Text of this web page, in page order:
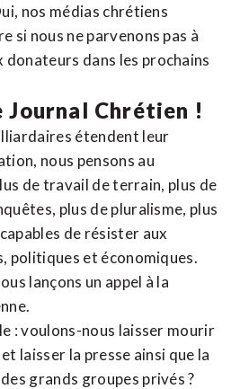
nos médias chrétiens
si nous ne parvenons pas à
dans les prochains
Journal Chrétien !
étendent leur
nous pensons au
de travail de terrain, plus de
plus de pluralisme, plus
de résister aux
politiques et économiques.
lançons un appel à la
: voulons-nous laisser mourir
laisser la presse ainsi que la
grands groupes privés ?